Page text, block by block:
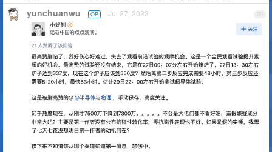
20
yunchuanwu OP Jul 27, 2023